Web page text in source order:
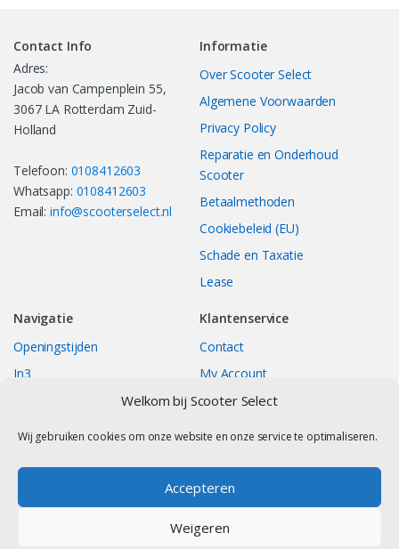
Welkom bij Scooter Select
Wij gebruiken cookies om onze website en onze service te optimaliseren.
Accepteren
Weigeren
Contact Info
Adres:
Jacob van Campenplein 55,
3067 LA Rotterdam Zuid-
Holland
Telefoon: 0108412603
Whatsapp: 0108412603
Email:info@scooterselect.nl
Informatie
Over Scooter Select
Algemene Voorwaarden
Privacy Policy
Reparatie en Onderhoud
Scooter
Betaalmethoden
Cookiebeleid (EU)
Schade en Taxatie
Lease
Navigatie
Openingstijden
In3
Klantenservice
Contact
My Account
Track your Order